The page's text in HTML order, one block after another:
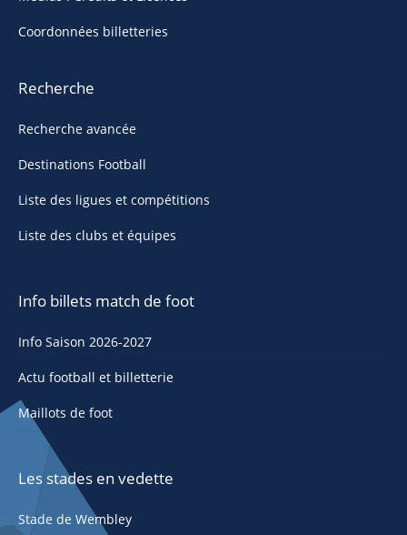
Coordonnées billetteries
Recherche
Recherche avancée
Destinations Football
Liste des ligues et compétitions
Liste des clubs et équipes
Info billets match de foot
Info Saison 2026-2027
Actu football et billetterie
Maillots de foot
Les stades en vedette
Stade de Wembley